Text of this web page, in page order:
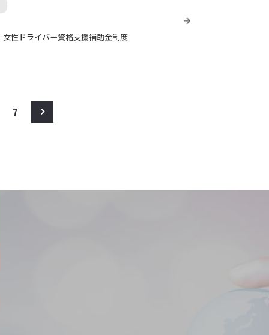
女性ドライバー資格支援補助金制度
7 >